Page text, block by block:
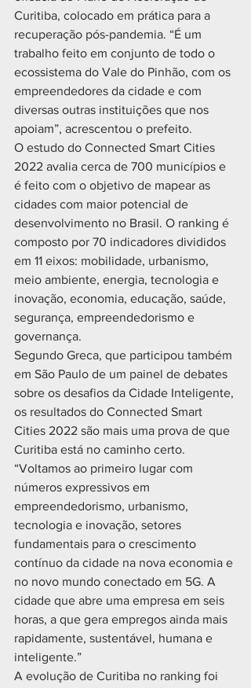
Curitiba, colocado em prática para a
recuperação pós-pandemia. “É um
trabalho feito em conjunto de todo o
ecossistema do Vale do Pinhão, com os
empreendedores da cidade e com
diversas outras instituições que nos
apoiam”, acrescentou o prefeito.
O estudo do Connected Smart Cities
2022 avalia cerca de 700 municípios e
é feito com o objetivo de mapear as
cidades com maior potencial de
desenvolvimento no Brasil. O ranking é
composto por 70 indicadores divididos
em 11 eixos: mobilidade, urbanismo,
meio ambiente, energia, tecnologia e
inovação, economia, educação, saúde,
segurança, empreendedorismo e
governança.
Segundo Greca, que participou também
em São Paulo de um painel de debates
sobre os desafios da Cidade Inteligente,
os resultados do Connected Smart
Cities 2022 são mais uma prova de que
Curitiba está no caminho certo.
“Voltamos ao primeiro lugar com
números expressivos em
empreendedorismo, urbanismo,
tecnologia e inovação, setores
fundamentais para o crescimento
contínuo da cidade na nova economia e
no novo mundo conectado em 5G. A
cidade que abre uma empresa em seis
horas, a que gera empregos ainda mais
rapidamente, sustentável, humana e
inteligente.”
A evolução de Curitiba no ranking foi